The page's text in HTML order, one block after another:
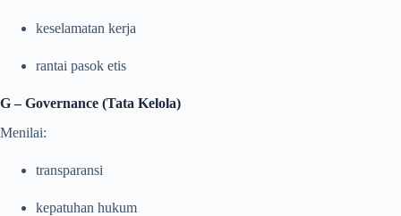
keselamatan kerja
rantai pasok etis
G – Governance (Tata Kelola)
Menilai:
transparansi
kepatuhan hukum